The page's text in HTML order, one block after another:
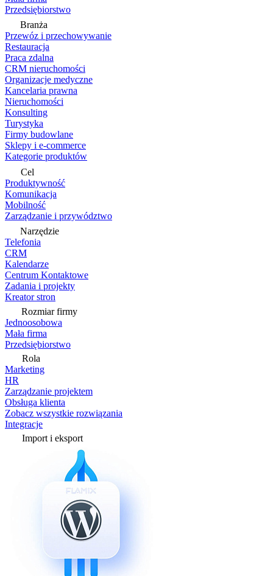
Przedsiębiorstwo
Branża
Przewóz i przechowywanie
Restauracja
Praca zdalna
CRM nieruchomości
Organizacje medyczne
Kancelaria prawna
Nieruchomości
Konsulting
Turystyka
Firmy budowlane
Sklepy i e-commerce
Kategorie produktów
Cel
Produktywność
Komunikacja
Mobilność
Zarządzanie i przywództwo
Narzędzie
Telefonia
CRM
Kalendarze
Centrum Kontaktowe
Zadania i projekty
Kreator stron
Rozmiar firmy
Jednoosobowa
Mała firma
Przedsiębiorstwo
Rola
Marketing
HR
Zarządzanie projektem
Obsługa klienta
Zobacz wszystkie rozwiązania
Integracje
Import i eksport